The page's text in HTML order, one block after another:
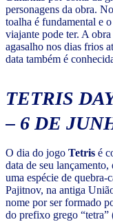
personagens da obra.
toalha é fundamental e
viajante pode ter. A
agasalho nos dias frios
data também é
TETRIS
– 6 DE
O dia do jogo Tetris é
data de seu
uma espécie de
Pajitnov, na antiga
nome por ser formado
do prefixo grego “tetra”